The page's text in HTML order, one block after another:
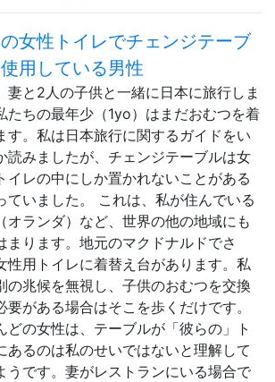
女性トイレでチェンジテーブ
用している男性
妻と2人の子供と一緒に日本に旅行しま
たちの最年少（1yo）はまだおむつを着
す。私は日本旅行に関するガイドをい
読みましたが、チェンジテーブルは女
イレの中にしか置かれないことがある
ていました。 これは、私が住んでいる
オランダ）など、世界の他の地域にも
まります。地元のマクドナルドでさ
性用トイレに着替え台があります。私
の兆候を無視し、子供のおむつを交換
要がある場合はそこを歩くだけです。
どの女性は、テーブルが「彼らの」ト
あるのは私のせいではないと理解して
うです。妻がレストランにいる場合で